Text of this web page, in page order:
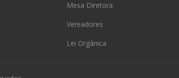
Mesa Diretora
Vereadores
Lei Orgânica